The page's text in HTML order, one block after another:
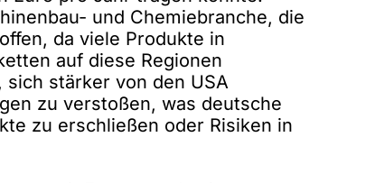
und Chemiebranche, die
da viele Produkte in
auf diese Regionen
sich stärker von den USA
zu verstoßen, was deutsche
zu erschließen oder Risiken in